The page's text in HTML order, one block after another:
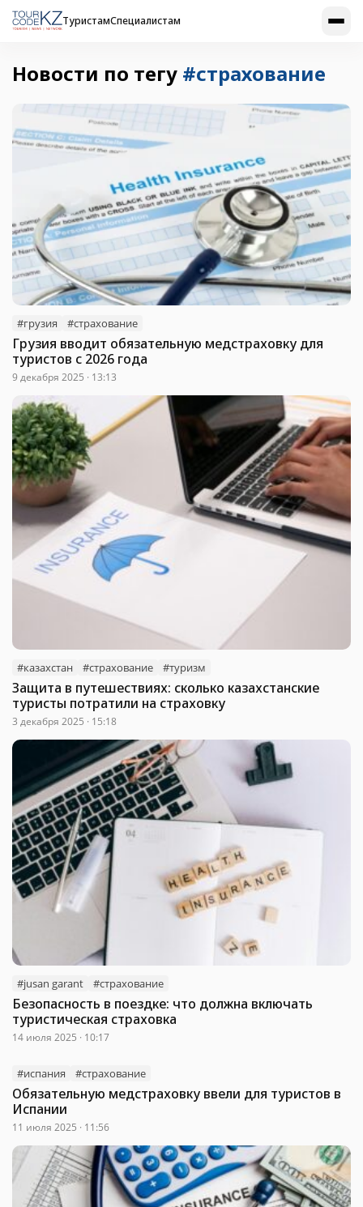
ТуристамСпециалистам
Новости по тегу #страхование
#грузия #страхование
Грузия вводит обязательную медстраховку для
туристов с 2026 года
9 декабря 2025 · 13:13
#казахстан #страхование #туризм
Защита в путешествиях: сколько казахстанские
туристы потратили на страховку
3 декабря 2025 · 15:18
#jusan garant #страхование
Безопасность в поездке: что должна включать
туристическая страховка
14 июля 2025 · 10:17
#испания #страхование
Обязательную медстраховку ввели для туристов в
Испании
11 июля 2025 · 11:56